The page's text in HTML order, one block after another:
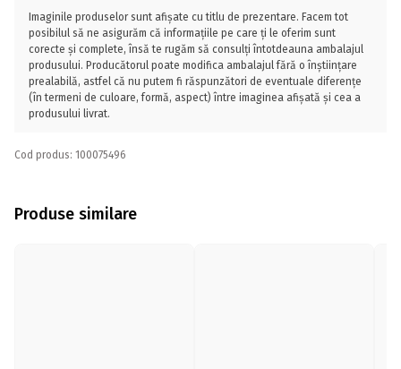
Imaginile produselor sunt afișate cu titlu de prezentare. Facem tot
posibilul să ne asigurăm că informațiile pe care ți le oferim sunt
corecte și complete, însă te rugăm să consulți întotdeauna ambalajul
produsului. Producătorul poate modifica ambalajul fără o înștiințare
prealabilă, astfel că nu putem fi răspunzători de eventuale diferențe
(în termeni de culoare, formă, aspect) între imaginea afișată și cea a
produsului livrat.
Cod produs: 100075496
Produse similare